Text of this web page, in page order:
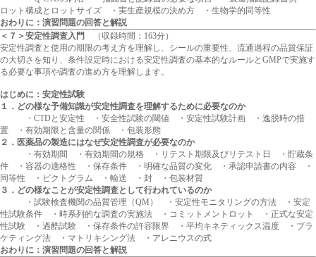
ロット構成とロットサイズ ・実生産規模の決め方 ・生物学的同等性
おわりに：演習問題の回答と解説
＜７＞安定性調査入門
（収録時間：163分）
安定性調査と使用の期限の考え方を理解し、シールの重要性、流通過程の品質保証
の大切さを知り、条件設定時における安定性調査の基本的なルールとGMPで実施す
る必要な事項や調査の進め方を理解します。
はじめに：安定性試験
１．どの様な予備知識が安定性調査を理解するために必要なのか
・CTDと安定性 ・安全性試験の閾値 ・安定性試験計画 ・逸脱時の措
置 ・有効期限と含量の関係 ・包装形態
２．医薬品の製造にはなぜ安定性調査が必要なのか
・有効期間 ・有効期間の規格 ・リテスト期限及びリテスト日 ・貯蔵条
件 ・容器の適格性 ・保存条件 ・明確な品質の変化 ・承認申請書の内容 ・
同等性 ・ピクトグラム ・輸送 ・封 ・包装材質
３．どの様なことが安定性調査として行われているのか
・試験検査機関の品質管理（QM） ・安定性モニタリングの方法 ・安定
性試験条件 ・時系列的な調査の実施法 ・コミットメントロット ・正式な安定
性試験 ・過酷試験 ・保存条件の許容限界 ・平均キネティックス温度 ・ブラ
ケティング法 ・マトリキシング法 ・アレニウスの式
おわりに：演習問題の回答と解説